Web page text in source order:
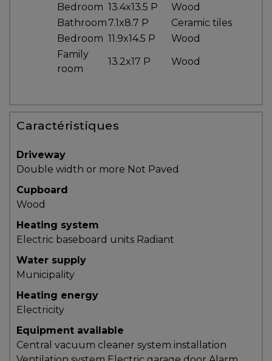
immobilier,
courtier
immobilier
votre
chemin
vers
la
tranquillité
Le
de
vendre
juste
Bedroom 13.4x13.5 P
Wood
Bathroom 7.1x8.7 P
Ceramic tiles
Bedroom 11.9x14.5 P
Wood
Family
room
13.2x17 P Wood
Caractéristiques
Driveway
Double width or more Not Paved
Cupboard
Wood
Heating system
Electric baseboard units Radiant
Water supply
Municipality
Heating energy
Electricity
Equipment available
Central vacuum cleaner system installation